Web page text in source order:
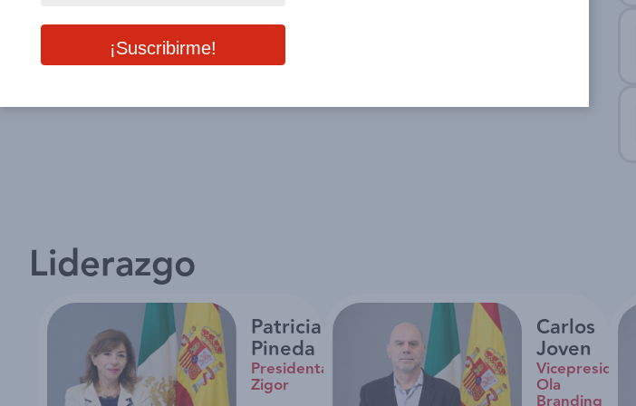
Liderazgo
Patricia
Pineda
Presidenta
Zigor
Carlos
Joven
Vicepresidente
Ola